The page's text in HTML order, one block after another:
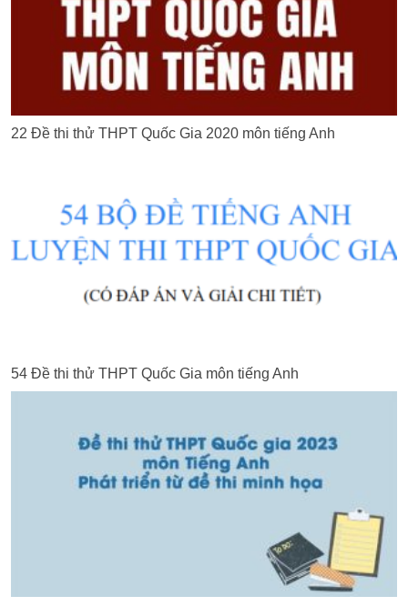
22 Đề thi thử THPT Quốc Gia 2020 môn tiếng Anh
54 Đề thi thử THPT Quốc Gia môn tiếng Anh